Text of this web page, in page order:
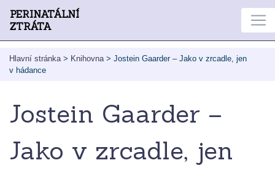
PERINATÁLNÍ
ZTRÁTA
Hlavní stránka> Knihovna> Jostein Gaarder – Jako v zrcadle, jen
v hádance
Jostein Gaarder –
Jako v zrcadle, jen